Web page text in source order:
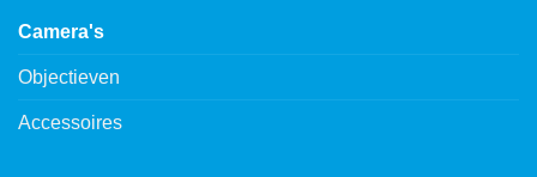
Camera's
Objectieven
Accessoires